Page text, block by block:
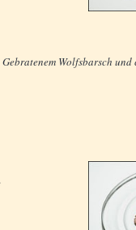
Wolfsbarsch und